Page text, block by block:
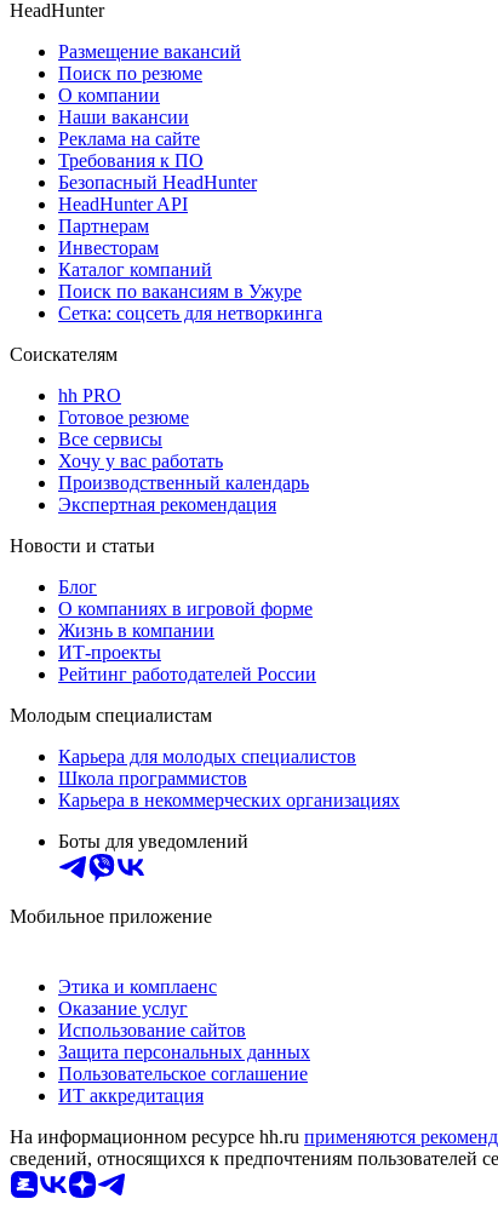
HeadHunter
Размещение вакансий
Поиск по резюме
О компании
Наши вакансии
Реклама на сайте
Требования к ПО
Безопасный HeadHunter
HeadHunter API
Партнерам
Инвесторам
Каталог компаний
Поиск по вакансиям в Ужуре
Сетка: соцсеть для нетворкинга
Соискателям
hh PRO
Готовое резюме
Все сервисы
Хочу у вас работать
Производственный календарь
Экспертная рекомендация
Новости и статьи
Блог
О компаниях в игровой форме
Жизнь в компании
ИТ-проекты
Рейтинг работодателей России
Молодым специалистам
Карьера для молодых специалистов
Школа программистов
Карьера в некоммерческих организациях
Боты для уведомлений
Мобильное приложение
Этика и комплаенс
Оказание услуг
Использование сайтов
Защита персональных данных
Пользовательское соглашение
ИТ аккредитация
На информационном ресурсе hh.ru применяются
сведений, относящихся к предпочтениям пользователей